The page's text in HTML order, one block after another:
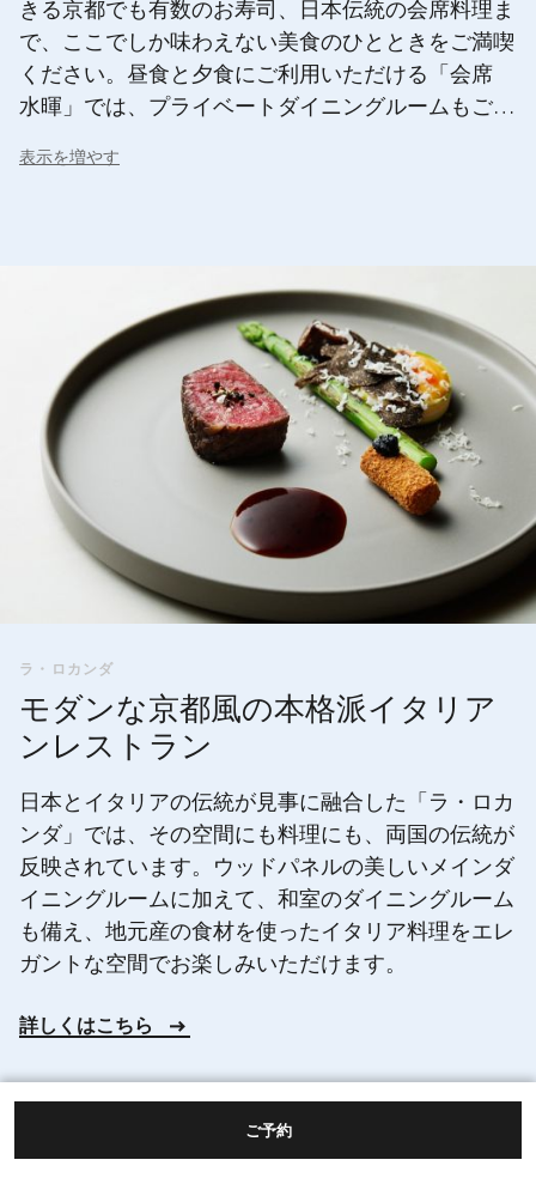
ご予約
きる京都でも有数のお寿司、日本伝統の会席料理ま
で、ここでしか味わえない美食のひとときをご満喫
ください。昼食と夕食にご利用いただける「会席
水暉」では、プライベートダイニングルームもご用
表示を増やす
ラ・ロカンダ
モダンな京都風の本格派イタリア
ンレストラン
日本とイタリアの伝統が見事に融合した「ラ・ロカ
ンダ」では、その空間にも料理にも、両国の伝統が
反映されています。ウッドパネルの美しいメインダ
イニングルームに加えて、和室のダイニングルーム
も備え、地元産の食材を使ったイタリア料理をエレ
ガントな空間でお楽しみいただけます。
詳しくはこちら